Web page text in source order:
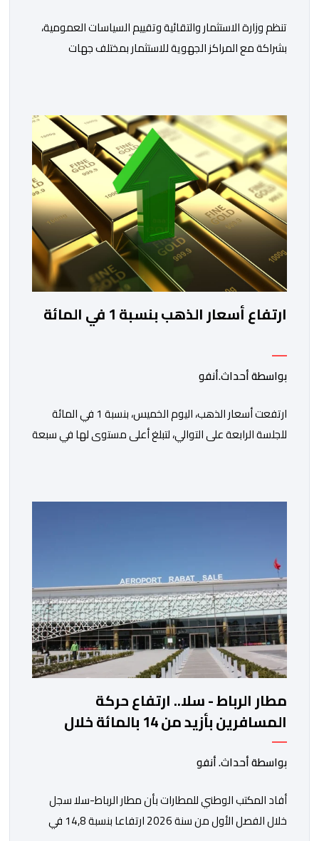
تنظم وزارة الاستثمار والتقائية وتقييم السياسات العمومية،
بشراكة مع المراكز الجهوية للاستثمار بمختلف جهات
تهدف هذه المبادرة إلى تمكين مغاربة العالم من الاطلاع
على فرص الاستثمار المتاحة بمختلف جهات المملكة،
والاستفادة من مواكبة عن قرب تساعدهم […]
ارتفاع أسعار الذهب بنسبة 1 في المائة
بواسطة أحداث.أنفو
ارتفعت أسعار الذهب، اليوم الخميس، بنسبة 1 في المائة
للجلسة الرابعة على التوالي، لتبلغ أعلى مستوى لها في سبعة
بنسبة 1 في المائة إلى 4285,69 دولارا للأوقية، مسجلا أعلى
مطار الرباط - سلا.. ارتفاع حركة
المسافرين بأزيد من 14 بالمائة خلال
الفصل الأول من 2026
بواسطة أحداث. أنفو
أفاد المكتب الوطني للمطارات بأن مطار الرباط-سلا سجل
خلال الفصل الأول من سنة 2026 ارتفاعا بنسبة 14,8 في